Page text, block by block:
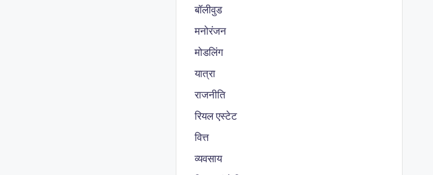
बॉलीवुड
मनोरंजन
मोडलिंग
यात्रा
राजनीति
रियल एस्टेट
वित्त
व्यवसाय